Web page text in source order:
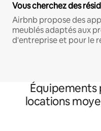
Vous cherchez des
Airbnb propose des
meublés adaptés aux
d'entreprise et pour le
Équipements
locations